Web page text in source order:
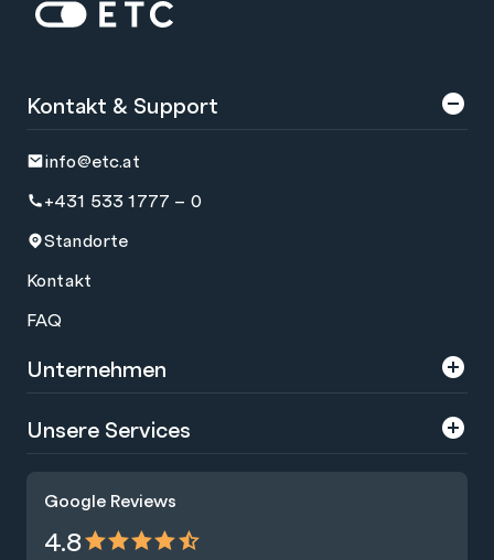
Startseite: ETC
Google Reviews
4.8
Kontakt & Support
info@etc.at
+431 533 1777 – 0
Standorte
Kontakt
FAQ
Unternehmen
Über uns
Presse
Nachhaltigkeit
Unsere Services